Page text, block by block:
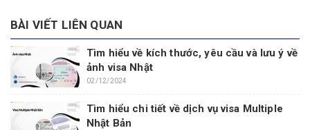
BÀI VIẾT LIÊN QUAN
Tìm hiểu về kích thước, yêu cầu và lưu ý về
ảnh visa Nhật
02/12/2024
Tìm hiểu chi tiết về dịch vụ visa Multiple
Nhật Bản